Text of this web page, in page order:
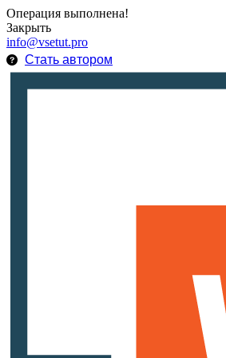
Операция выполнена!
Закрыть
info@vsetut.pro
Стать автором